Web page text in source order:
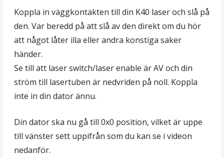
Koppla in väggkontakten till din K40 laser och slå på
den. Var beredd på att slå av den direkt om du hör
att något låter illa eller andra konstiga saker
händer.
Se till att laser switch/laser enable är AV och din
ström till lasertuben är nedvriden på noll. Koppla
inte in din dator ännu.
Din dator ska nu gå till 0x0 position, vilket är uppe
till vänster sett uppifrån som du kan se i videon
nedanför.